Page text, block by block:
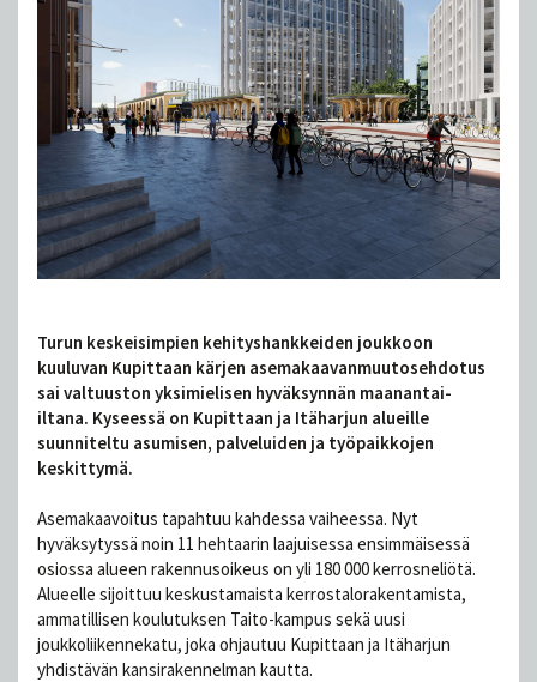
Turun keskeisimpien kehityshankkeiden joukkoon
kuuluvan Kupittaan kärjen asemakaavanmuutosehdotus
sai valtuuston yksimielisen hyväksynnän maanantai-
iltana. Kyseessä on Kupittaan ja Itäharjun alueille
suunniteltu asumisen, palveluiden ja työpaikkojen
keskittymä.
Asemakaavoitus tapahtuu kahdessa vaiheessa. Nyt
hyväksytyssä noin 11 hehtaarin laajuisessa ensimmäisessä
osiossa alueen rakennusoikeus on yli 180 000 kerrosneliötä.
Alueelle sijoittuu keskustamaista kerrostalorakentamista,
ammatillisen koulutuksen Taito-kampus sekä uusi
joukkoliikennekatu, joka ohjautuu Kupittaan ja Itäharjun
yhdistävän kansirakennelman kautta.